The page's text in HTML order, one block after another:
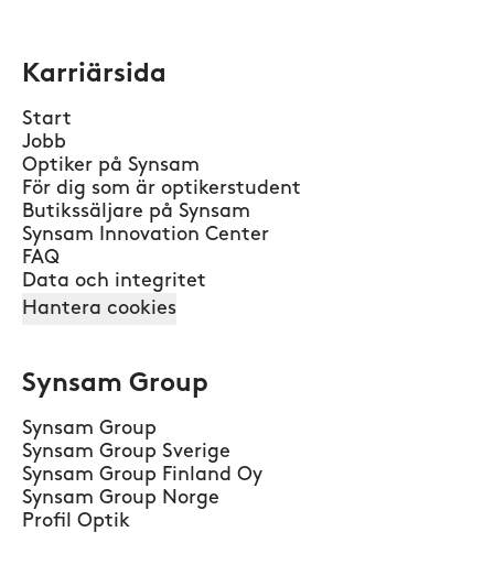
Karriärsida
Start
Jobb
Optiker på Synsam
För dig som är optikerstudent
Butikssäljare på Synsam
Synsam Innovation Center
FAQ
Data och integritet
Hantera cookies
Synsam Group
Synsam Group
Synsam Group Sverige
Synsam Group Finland Oy
Synsam Group Norge
Profil Optik